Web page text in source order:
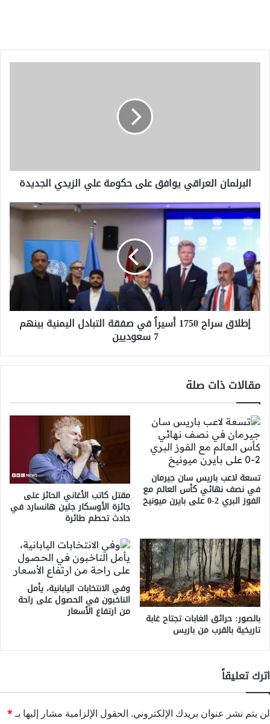
البرلمان العراقي يوافق على حكومة علي الزيدي الجديدة
إطلاق
سراح
1750
في
صفقة
التبادل
اليمنية
بينهم
إطلاق سراح 1750 أسيراً في صفقة التبادل اليمنية بينهم
7 سعوديين
مقالات ذات صلة
تسعة لاعب باريس سان جيرمان
في نصف نهائي كأس العالم مع
الفوز البري 2-0 على بايرن ميونيخ مقتل كاتب الأغاني الحائز على
جائزة الأوسكار جلين هانسارد في
حادث تحطم طائرة
بالصور: حرائق الغابات تجتاح غابة
تاريخية بالقرب من باريس
وفي الانتخابات اليابانية، يأمل
الناخبون في الحصول على راحة
من ارتفاع الأسعار
اترك تعليقاً
لن يتم نشر عنوان بريدك الإلكتروني. الحقول الإلزامية مشار إليها بـ*